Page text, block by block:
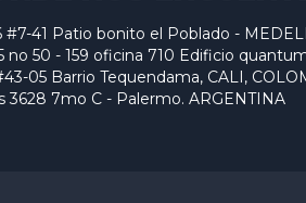
#7-41 Patio bonito el Poblado -
no 50 - 159 oficina 710 Edificio
05 Barrio Tequendama, CALI,
3628 7mo C - Palermo. ARGENTINA